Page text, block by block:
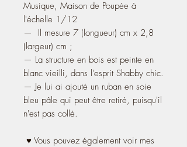
Musique, Maison de Poupée à
l'échelle 1/12
— Il mesure 7 (longueur) cm x 2,8
(largeur) cm ;
— La structure en bois est peinte en
blanc vieilli, dans l'esprit Shabby chic.
— Je lui ai ajouté un ruban en soie
bleu pâle qui peut être retiré, puisqu'il
n'est pas collé.
♥ Vous pouvez également voir mes